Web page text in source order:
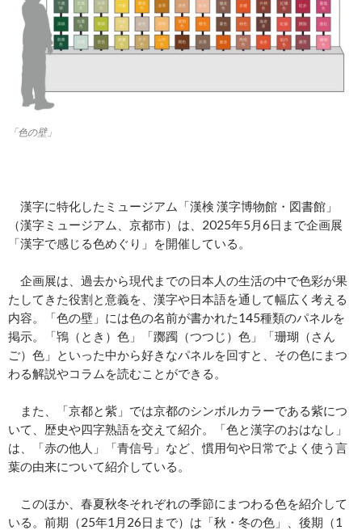
「色の壁」
漢字に特化したミュージアム「漢検 漢字博物館・図書館」
（漢字ミュージアム、京都市）は、2025年5月6日まで企画展
「漢字で感じる色めぐり」を開催している。
企画展は、過去から現代までの日本人の生活の中で色彩が果
たしてきた役割と意義を、漢字や日本語を通して幅広く考える
内容。「色の壁」には色の名前が書かれた145種類のパネルを
掲示。「鴇（とき）色」「躑躅（つつじ）色」「珊瑚（さん
ご）色」といった中から好きなパネルを回すと、その色にまつ
わる解説やコラムを読むことができる。
また、「京都と紫」では京都のシンボルカラーである紫につ
いて、歴史や四字熟語を交えて紹介。「色と漢字のおはなし」
は、「赤の他人」「青信号」など、慣用句や日常でよく使う言
葉の由来について紹介している。
このほか、春夏秋冬それぞれの季節にまつわる色を紹介して
いる。前期（25年1月26日まで）は「秋・冬の色」、後期（1